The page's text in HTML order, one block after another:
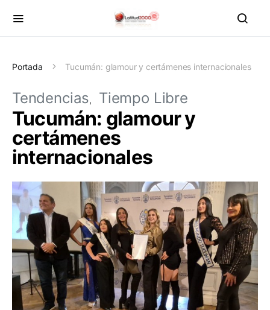
Portada Tucumán: glamour y certámenes internacionales
Tendencias Tiempo Libre
Tucumán: glamour y
certámenes
internacionales